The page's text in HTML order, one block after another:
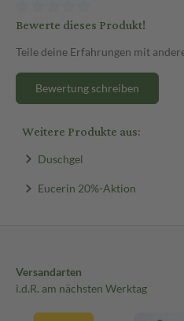
Bewerte dieses Produkt!
Teile deine Erfahrungen mit
Bewertung schreiben
Weitere Produkte aus:
Duschgel
Eucerin 20%-Aktion
Versandarten
i.d.R. am nächsten Werktag